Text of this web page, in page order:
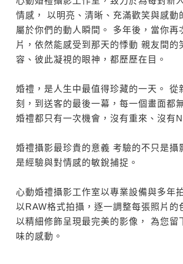
情感， 以明亮、清晰、充滿歡笑與感動
屬於你們的動人瞬間。 多年後，當你再
片，依然能感受到那天的悸動 親友間的
容、彼此凝視的眼神，都歷歷在目。
婚禮，是人生中最值得珍藏的一天。 從
刻，到送客的最後一幕，每一個畫面都
婚禮都只有一次機會，沒有重來、沒有
婚禮攝影最珍貴的意義 考驗的不只是攝
是經驗與對情感的敏銳捕捉。
心動婚禮攝影工作室以專業設備與多年
以RAW格式拍攝，逐一調整每張照片的
以精細修飾呈現最完美的影像， 為您留
味的感動。